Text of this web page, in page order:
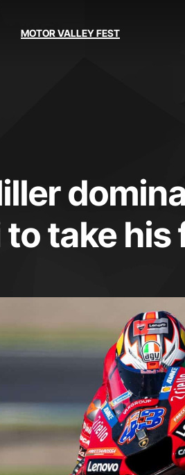
MOTOR VALLEY FEST
take